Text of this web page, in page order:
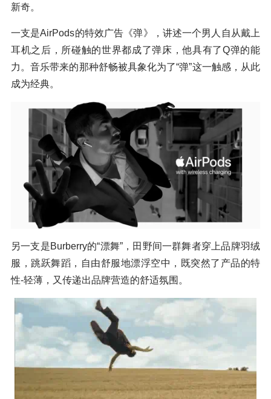
新奇。
一支是AirPods的特效广告《弹》，讲述一个男人自从戴上
耳机之后，所碰触的世界都成了弹床，他具有了Q弹的能
力。音乐带来的那种舒畅被具象化为了“弹”这一触感，从此
成为经典。
另一支是Burberry的“漂舞”，田野间一群舞者穿上品牌羽绒
服，跳跃舞蹈，自由舒服地漂浮空中，既突然了产品的特
性-轻薄，又传递出品牌营造的舒适氛围。